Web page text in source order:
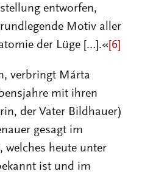
entworfen,
Motiv aller
der Lüge […].« [6]
verbringt Márta
mit ihren
der Vater Bildhauer)
gesagt im
welches heute unter
ist und im